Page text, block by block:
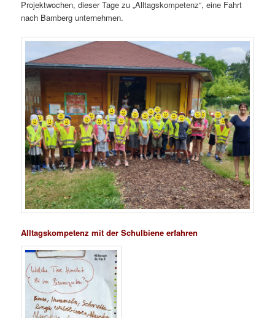
Projektwochen, dieser Tage zu „Alltagskompetenz“, eine Fahrt
nach Bamberg unternehmen.
Alltagskompetenz mit der Schulbiene erfahren